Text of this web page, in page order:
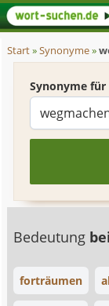
Start»Synonyme»
Synonyme für
Bedeutung
forträumen